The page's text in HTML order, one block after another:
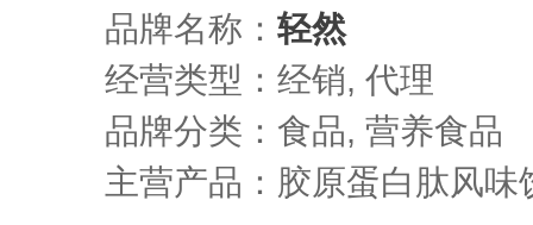
品牌名称： 轻然
经营类型：经销, 代理
品牌分类：食品, 营养食品
主营产品：胶原蛋白肽风